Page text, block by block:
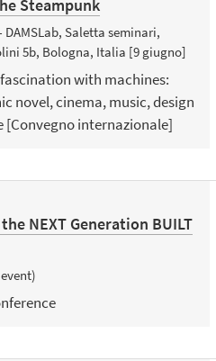
Steampunk
Saletta seminari,
5b, Bologna, Italia [9 giugno]
with machines:
novel, cinema, music, design
[Convegno internazionale]
NEXT Generation BUILT